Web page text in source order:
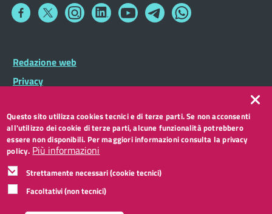
Collegamento
Collegamento
a
Collegamento
a
Collegamento
a
Collegamento
a
Collegamento
a
Collegamento
a
Footer
Widget
Footer
menu
Redazione web
Privacy
Accessibilità
CC BY 3.0 IT
Questo sito utilizza cookies tecnici e di terze parti. Se non acconsenti
all'utilizzo dei cookie di terze parti, alcune funzionalità potrebbero
essere non disponibili. Per maggiori informazioni consulta la privacy
policy. Più informazioni
Strettamente necessari (cookie tecnici)
Facoltativi (non tecnici)